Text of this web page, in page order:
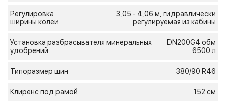
Регулировка
ширины колеи
3,05 - 4,06 м, гидравлически
регулируемая из кабины
Установка разбрасывателя минеральных
удобрений
DN200G4 обм
6500 л
Типоразмер шин 380/90 R46
Клиренс под рамой 152 см